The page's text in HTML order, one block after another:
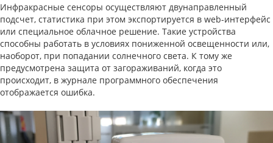
Инфракрасные сенсоры осуществляют двунаправленный
подсчет, статистика при этом экспортируется в web-интерфейс
или специальное облачное решение. Такие устройства
способны работать в условиях пониженной освещенности или,
наоборот, при попадании солнечного света. К тому же
предусмотрена защита от загораживаний, когда это
происходит, в журнале программного обеспечения
отображается ошибка.